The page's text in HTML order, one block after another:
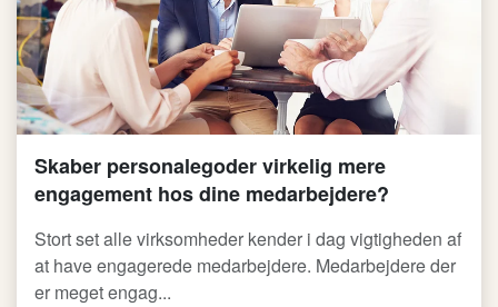
Skaber personalegoder virkelig mere
engagement hos dine medarbejdere?
Stort set alle virksomheder kender i dag vigtigheden af
at have engagerede medarbejdere. Medarbejdere der
er meget engag...